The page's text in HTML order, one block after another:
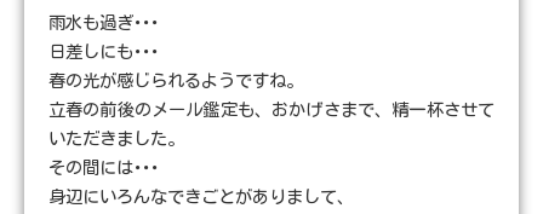
雨水も過ぎ･･･
日差しにも･･･
春の光が感じられるようですね。
立春の前後のメール鑑定も、おかげさまで、精一杯させて
いただきました。
その間には･･･
身辺にいろんなできごとがありまして、